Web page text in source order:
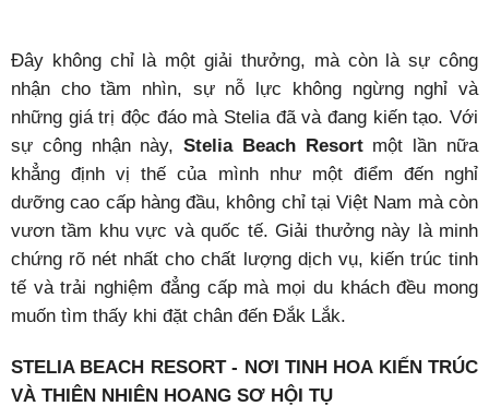
Đây không chỉ là một giải thưởng, mà còn là sự công
nhận cho tầm nhìn, sự nỗ lực không ngừng nghỉ và
những giá trị độc đáo mà Stelia đã và đang kiến tạo. Với
sự công nhận này,Stelia Beach Resortmột lần nữa
khẳng định vị thế của mình như một điểm đến nghỉ
dưỡng cao cấp hàng đầu, không chỉ tại Việt Nam mà còn
vươn tầm khu vực và quốc tế. Giải thưởng này là minh
chứng rõ nét nhất cho chất lượng dịch vụ, kiến trúc tinh
tế và trải nghiệm đẳng cấp mà mọi du khách đều mong
muốn tìm thấy khi đặt chân đến Đắk Lắk.
STELIA BEACH RESORT - NƠI TINH HOA KIẾN TRÚC
VÀ THIÊN NHIÊN HOANG SƠ HỘI TỤ